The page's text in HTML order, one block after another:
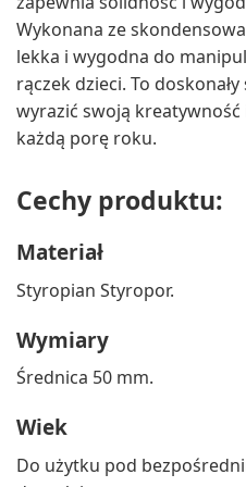
Wykonana ze
lekka i wygodna do
rączek dzieci. To
wyrazić swoją
każdą porę roku.
Cechy produktu:
Materiał
Styropian Styropor.
Wymiary
Średnica 50 mm.
Wiek
Do użytku pod